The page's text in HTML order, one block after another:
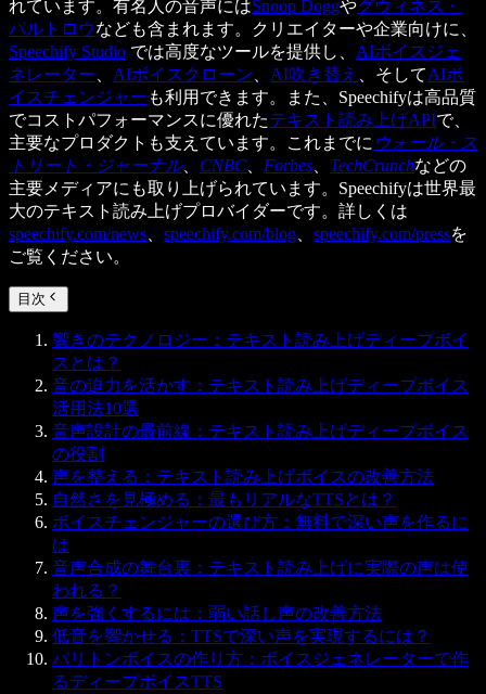
れています。有名人の音声にはSnoop Doggやグウィネス・
パルトロウなども含まれます。クリエイターや企業向けに、
Speechify Studio では高度なツールを提供し、 AIボイスジェ
ネレーター
AIボイスクローン AI吹き替え 、そしてAIボ
イスチェンジャー も利用できます。また、Speechifyは高品質
でコストパフォーマンスに優れたテキスト読み上げAPIで、
主要なプロダクトも支えています。これまでに ウォール・ス
トリート・ジャーナル、 CNBC Forbes TechCrunchなどの
主要メディアにも取り上げられています。Speechifyは世界最
大のテキスト読み上げプロバイダーです。詳しくは
speechify.com/news
speechify.com/blog speechify.com/pressを
ご覧ください。
目次
響きのテクノロジー：テキスト読み上げディープボイ
スとは？
音の迫力を活かす：テキスト読み上げディープボイス
活用法10選
音声設計の最前線：テキスト読み上げディープボイス
の役割
声を整える：テキスト読み上げボイスの改善方法
自然さを見極める：最もリアルなTTSとは？
ボイスチェンジャーの選び方：無料で深い声を作るに
は
音声合成の舞台裏：テキスト読み上げに実際の声は使
われる？
声を強くするには：弱い話し声の改善方法
低音を響かせる：TTSで深い声を実現するには？
バリトンボイスの作り方：ボイスジェネレーターで作
るディープボイスTTS